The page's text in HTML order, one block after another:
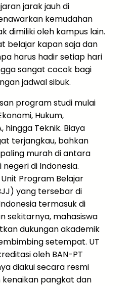
jarak jauh di
kemudahan
dimiliki oleh kampus lain.
belajar kapan saja dan
harus hadir setiap hari
sangat cocok bagi
jadwal sibuk.
program studi mulai
Hukum,
hingga Teknik. Biaya
terjangkau, bahkan
murah di antara
di Indonesia.
Program Belajar
yang tersebar di
termasuk di
sekitarnya, mahasiswa
dukungan akademik
setempat. UT
oleh BAN-PT
diakui secara resmi
pangkat dan